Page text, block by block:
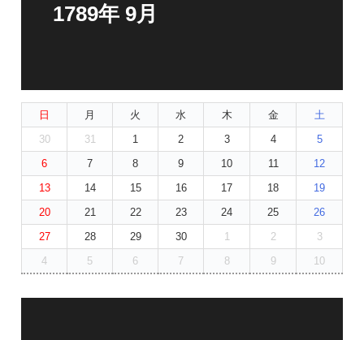
1789年 9月
日 月 火 水 木 金
土
30
31 1 2 3 4
5
6
7 8 9 10 11
12
13
14 15 16 17 18
19
20
21 22 23 24 25
26
27
28 29 30 1 2
3
4
5 6 7 8 9 10